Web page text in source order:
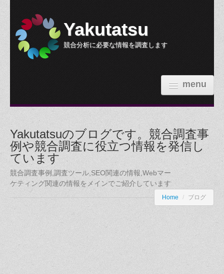
Yakutatsu
競合分析に必要な情報を調査します
menu
HOME
機能紹介
参考価格
依頼する
調査事例
ブログ
Yakutatsuのブログです。競合調査事
例や競合調査に役立つ情報を発信し
ています
競合調査事例,調査ツール,SEO関連の情報,Webマー
ケティング関連の情報をメインでご紹介しています
Home / ブログ